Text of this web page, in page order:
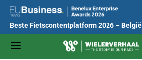
Beste Fietscontentplatform 2026 – België